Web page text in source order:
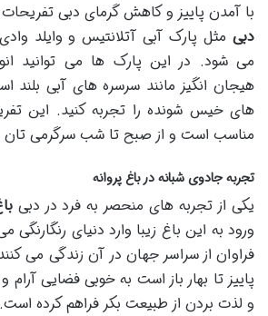
با آمدن پاییز و کاهش گرمای دبی
دبی مثل پارک آبی آتلانتیس و وایلد
می شود. در این پارک ها می توانید
هیجان انگیز مانند سرسره های آبی بلند
های خیس شونده را تجربه کنید. این
مناسب است و از صبح تا شب سرگرمی تان
تجربه جادوی شبانه در باغ پروانه
یکی از تجربه های منحصر به فرد در دبی
ورود به این باغ زیبا وارد دنیای
فراوان از سراسر جهان در آن زندگی می
پاییز تا بهار باز است به خوبی فضایی آرام
و لذت بردن از طبیعت بکر فراهم کرده است​.